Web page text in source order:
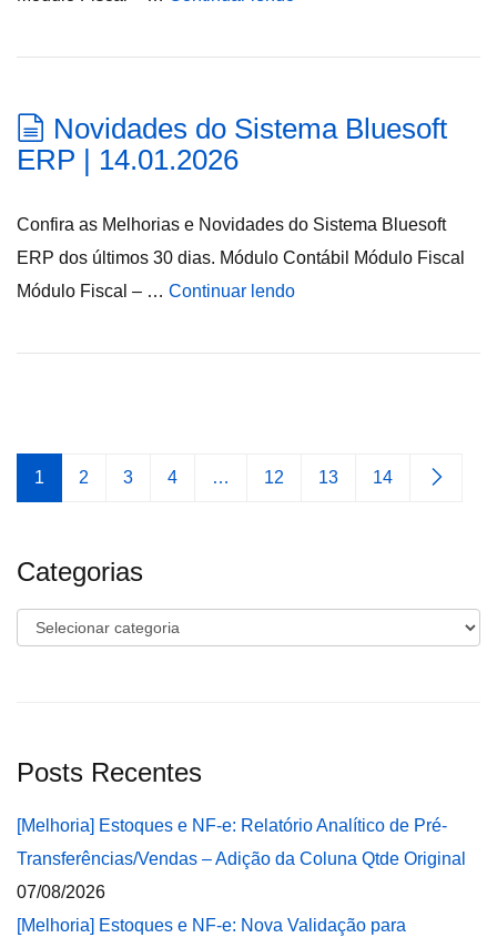
Novidades do Sistema Bluesoft
ERP | 14.01.2026
Confira as Melhorias e Novidades do Sistema Bluesoft
ERP dos últimos 30 dias. Módulo Contábil Módulo Fiscal
Módulo Fiscal – … Continuar lendo
1 2 3 4 … 12 13 14
Categorias
Categorias
Posts Recentes
[Melhoria] Estoques e NF-e: Relatório Analítico de Pré-
Transferências/Vendas – Adição da Coluna Qtde Original
07/08/2026
[Melhoria] Estoques e NF-e: Nova Validação para